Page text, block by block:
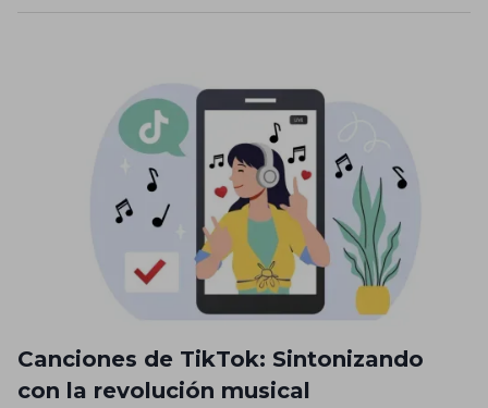
Canciones de TikTok: Sintonizando
con la revolución musical